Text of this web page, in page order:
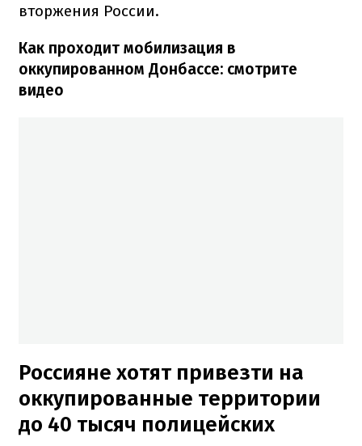
вторжения России.
Как проходит мобилизация в
оккупированном Донбассе: смотрите
видео
Россияне хотят привезти на
оккупированные территории
до 40 тысяч полицейских